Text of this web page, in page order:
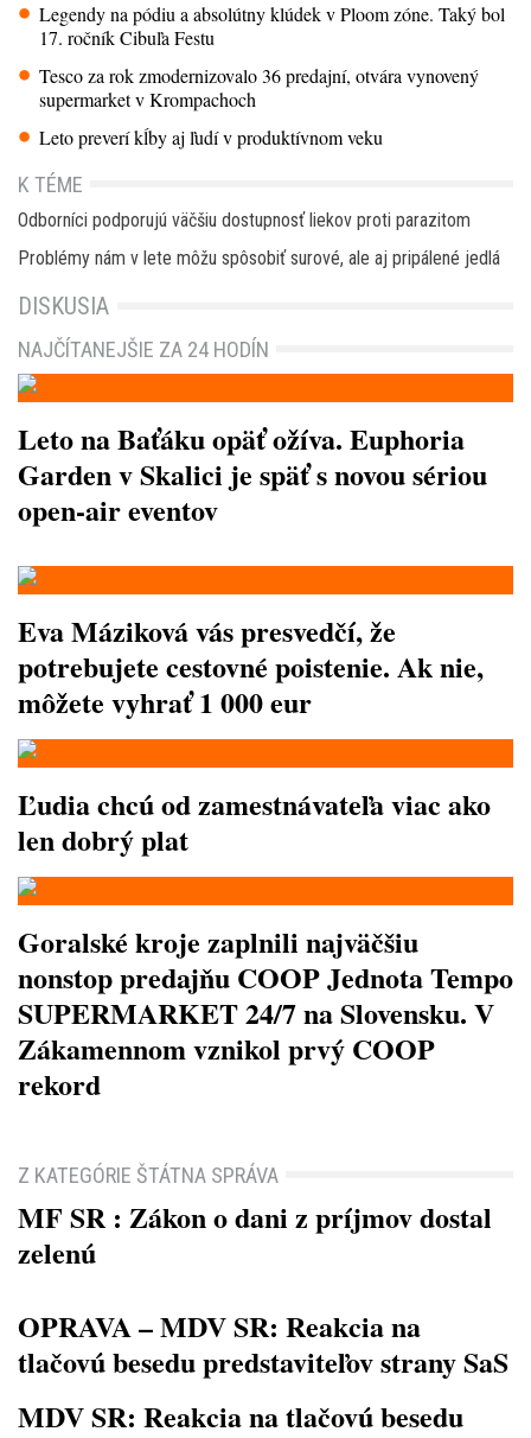
Legendy na pódiu a absolútny klúdek v Ploom zóne. Taký bol
17. ročník Cibuľa Festu
Tesco za rok zmodernizovalo 36 predajní, otvára vynovený
supermarket v Krompachoch
Leto preverí kĺby aj ľudí v produktívnom veku
K TÉME
Odborníci podporujú väčšiu dostupnosť liekov proti parazitom
Problémy nám v lete môžu spôsobiť surové, ale aj pripálené jedlá
DISKUSIA
NAJČÍTANEJŠIE ZA 24 HODÍN
Leto na Baťáku opäť ožíva. Euphoria
Garden v Skalici je späť s novou sériou
open-air eventov
Eva Máziková vás presvedčí, že
potrebujete cestovné poistenie. Ak nie,
môžete vyhrať 1 000 eur
Ľudia chcú od zamestnávateľa viac ako
len dobrý plat
Goralské kroje zaplnili najväčšiu
nonstop predajňu COOP Jednota Tempo
SUPERMARKET 24/7 na Slovensku. V
Zákamennom vznikol prvý COOP
rekord
Z KATEGÓRIE ŠTÁTNA SPRÁVA
MF SR : Zákon o dani z príjmov dostal
zelenú
OPRAVA – MDV SR: Reakcia na
tlačovú besedu predstaviteľov strany SaS
MDV SR: Reakcia na tlačovú besedu